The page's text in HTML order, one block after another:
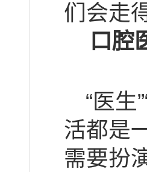
们会走
口腔
“医生
活都是
需要扮